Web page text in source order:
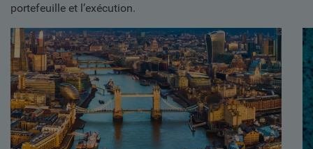
portefeuille et l’exécution.